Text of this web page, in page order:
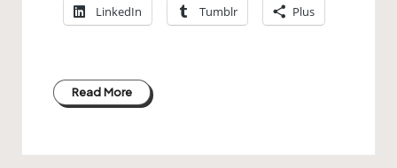
LinkedIn Tumblr Plus
Read More